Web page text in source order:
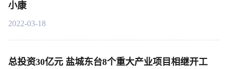
小康
2022-03-18
总投资30亿元 盐城东台8个重大产业项目相继开工